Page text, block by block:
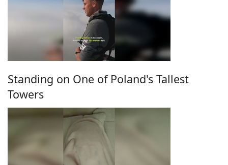
Standing on One of Poland's Tallest
Towers